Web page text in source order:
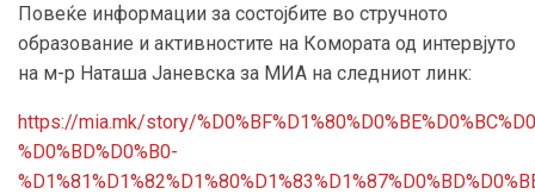
Повеќе информации за состојбите во стручното
образование и активностите на Комората од интервјуто
на м-р Наташа Јаневска за МИА на следниот линк:
https://mia.mk/story/
%D0%BD%D0%B0-